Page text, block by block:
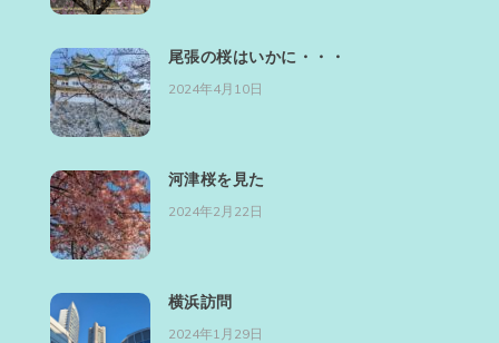
尾張の桜はいかに・・・
2024年4月10日
河津桜を見た
2024年2月22日
横浜訪問
2024年1月29日